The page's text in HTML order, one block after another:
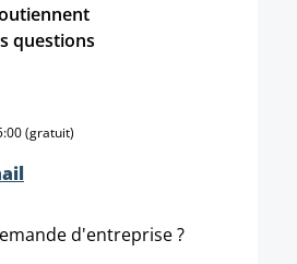
questions
(gratuit)
d'entreprise ?